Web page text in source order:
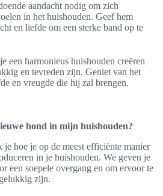
aandacht nodig om zich
in het huishouden. Geef hem
en liefde om een sterke band op te
een harmonieus huishouden creëren
en tevreden zijn. Geniet van het
en vreugde die hij zal brengen.
hond in mijn huishouden?
hoe je op de meest efficiënte manier
in je huishouden. We geven je
een soepele overgang en om ervoor te
zijn.